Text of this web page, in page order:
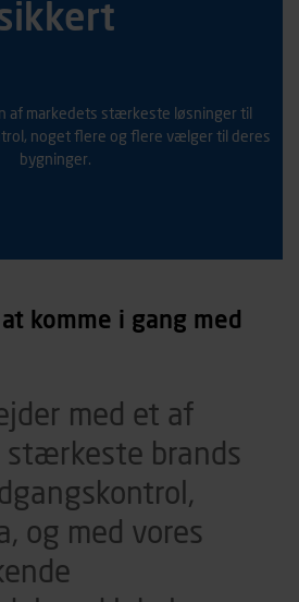
af markedets stærkeste løsninger til
noget flere og flere vælger til deres
bygninger.
komme i gang med
med et af
stærkeste brands
og med vores